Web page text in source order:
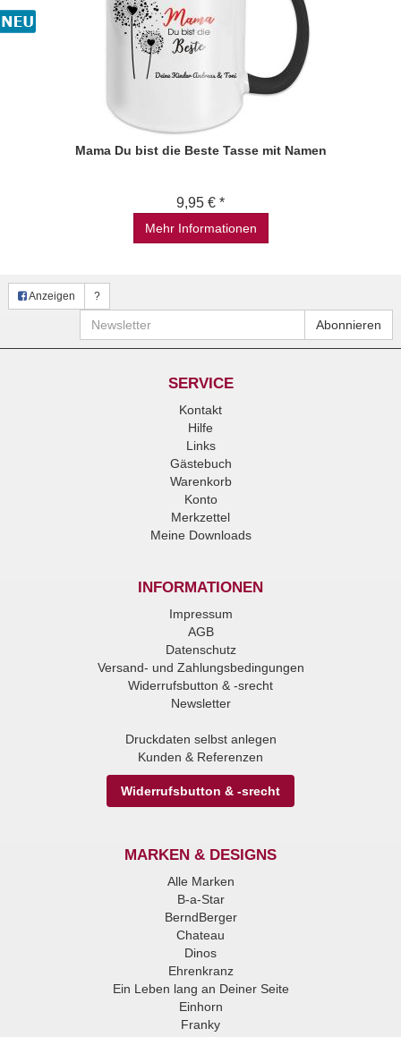
Mama Du bist die Beste Tasse mit Namen
9,95 € *
Mehr Informationen
Anzeigen ?
Newsletter Abonnieren
SERVICE
Kontakt
Hilfe
Links
Gästebuch
Warenkorb
Konto
Merkzettel
Meine Downloads
INFORMATIONEN
Impressum
AGB
Datenschutz
Versand- und Zahlungsbedingungen
Widerrufsbutton & -srecht
Newsletter
Druckdaten selbst anlegen
Kunden & Referenzen
Widerrufsbutton & -srecht
MARKEN & DESIGNS
Alle Marken
B-a-Star
BerndBerger
Chateau
Dinos
Ehrenkranz
Ein Leben lang an Deiner Seite
Einhorn
Franky